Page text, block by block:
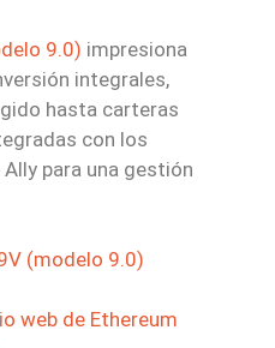
9.0) impresiona
integrales,
hasta carteras
con los
para una gestión
(modelo 9.0)
web de Ethereum